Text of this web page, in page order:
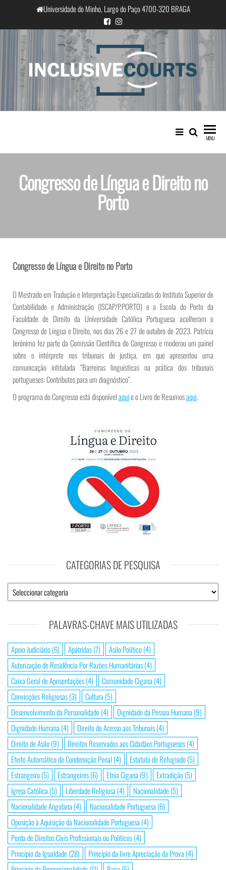
Universidade do Minho, Largo do Paço 4700-320 BRAGA
InclusiveCourts
Igualdade e diferença cultural na
prática judicial portuguesa
MENU
Congresso de Língua e Direito no
Porto
Congresso de Língua e Direito no Porto
O Mestrado em Tradução e Interpretação Especializadas do Instituto Superior de
Contabilidade e Administração (ISCAP/P.PORTO) e a Escola do Porto da
Faculdade de Direito da Universidade Católica Portuguesa acolheram o
Congresso de Língua e Direito, nos dias 26 e 27 de outubro de 2023. Patrícia
Jerónimo fez parte da Comissão Científica do Congresso e moderou um painel
sobre o intérprete nos tribunais de justiça, em que apresentou uma
comunicação intitulada “Barreiras linguísticas na prática dos tribunais
portugueses: Contributos para um diagnóstico”.
O programa do Congresso está disponívelaquie o Livro de Resumosaqui.
CATEGORIAS DE PESQUISA
PALAVRAS-CHAVE MAIS UTILIZADAS
Apoio Judiciário(6) Apátridas(7) Asilo Político(4)
Autorização de Residência Por Razões Humanitárias(4)
Caixa Geral de Aposentações(4) Comunidade Cigana (4)
Convicções Religiosas(3) Cultura (5)
Desenvolvimento da Personalidade(4) Dignidade da Pessoa Humana (9)
Dignidade Humana (4) Direito de Acesso aos Tribunais(4)
Direito de Asilo(9) Direitos Reservados aos Cidadãos Portugueses(4)
Efeito Automático de Condenação Penal (4) Estatuto de Refugiado(5)
Estrangeiro(5) Estrangeiros(6) Etnia Cigana (9) Extradição(5)
Igreja Católica (5) Liberdade Religiosa (4) Nacionalidade(5)
Nacionalidade Angolana (4) Nacionalidade Portuguesa (6)
Oposição à Aquisição da Nacionalidade Portuguesa (4)
Perda de Direitos Civis Profissionais ou Políticos(4)
Princípio da Igualdade(28) Princípio da livre Apreciação da Prova (4)